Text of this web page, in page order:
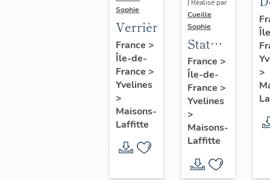
Sophie
Verrière
France >
Île-de-
France >
Yvelines
>
Maisons-
Laffitte
| Réalisé par
Cueille
Sophie
Statue
:
Renaud
France >
Île-de-
France >
Yvelines
>
Maisons-
Laffitte
>